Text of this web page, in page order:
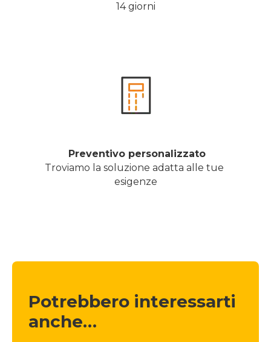
14 giorni
Preventivo personalizzato
Troviamo la soluzione adatta alle tue
esigenze
Potrebbero interessarti
anche…